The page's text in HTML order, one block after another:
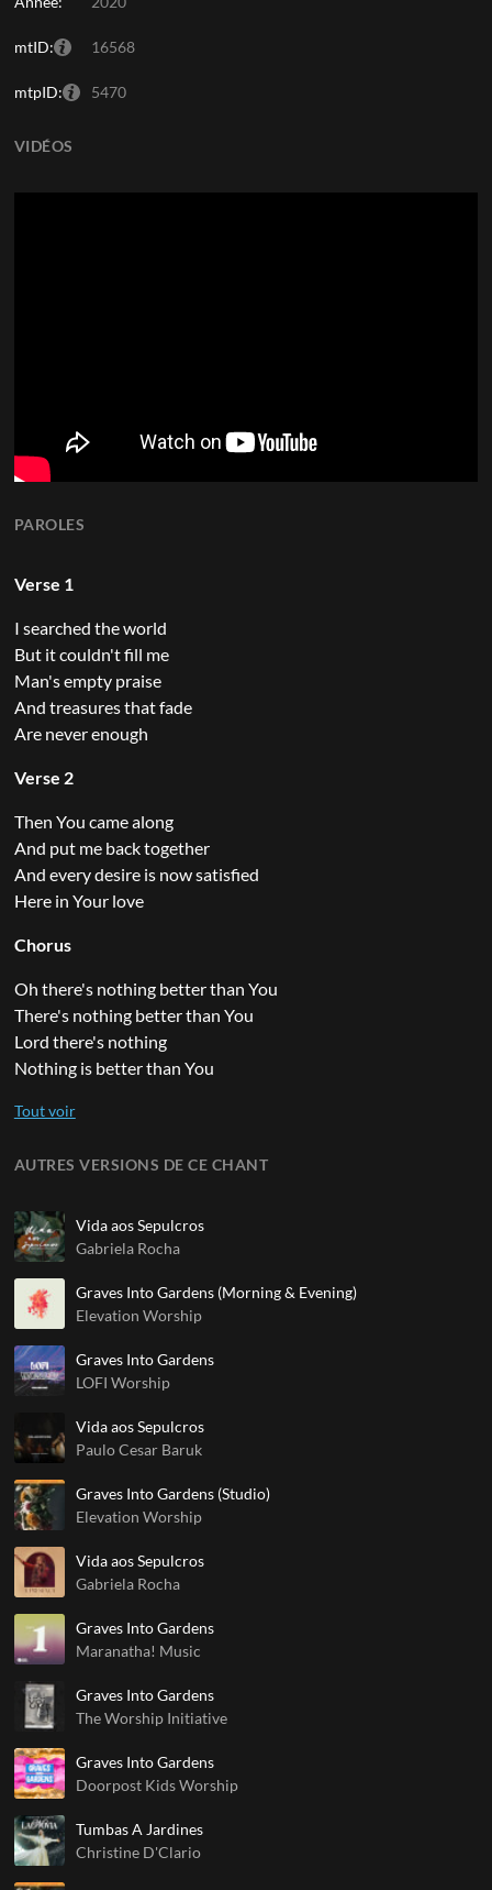
mtID: 16568
mtpID: 5470
PAROLES
Verse 1
I searched the world
But it couldn't fill me
Man's empty praise
And treasures that fade
Are never enough
Verse 2
Then You came along
And put me back together
And every desire is now satisfied
Here in Your love
Chorus
Oh there's nothing better than You
There's nothing better than You
Lord there's nothing
Nothing is better than You
AUTRES VERSIONS DE CE CHANT
Vida aos Sepulcros
Gabriela Rocha
Graves Into Gardens (Morning & Evening)
Elevation Worship
Graves Into Gardens
LOFI Worship
Vida aos Sepulcros
Paulo Cesar Baruk
Graves Into Gardens (Studio)
Elevation Worship
Vida aos Sepulcros
Gabriela Rocha
Graves Into Gardens
Maranatha! Music
Graves Into Gardens
The Worship Initiative
Graves Into Gardens
Doorpost Kids Worship
Tumbas A Jardines
Christine D'Clario
VIDÉOS